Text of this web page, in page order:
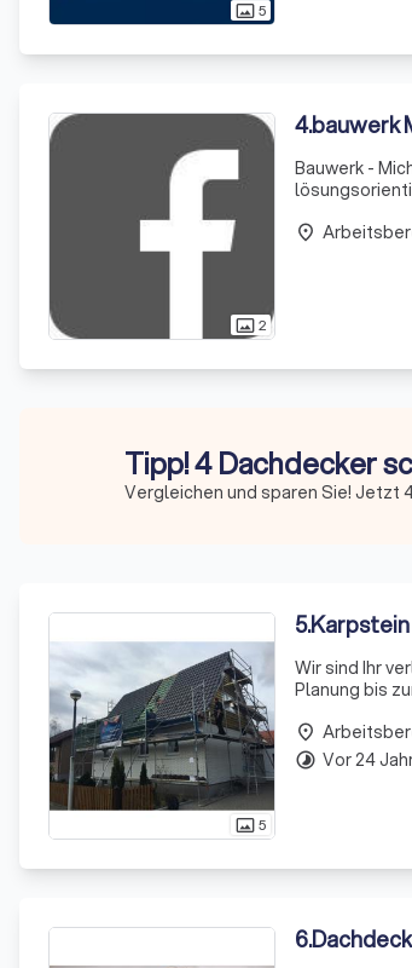
photo_size_select_actual5
photo_size_select_actual2
4.bauwerk
Bauwerk -
place
Tipp! 4 Dachdecker
Vergleichen und sparen Sie! Jetzt
photo_size_select_actual5
5.
Wir sind Ihr
Planung bis
place
timelapse Vor 24
6.